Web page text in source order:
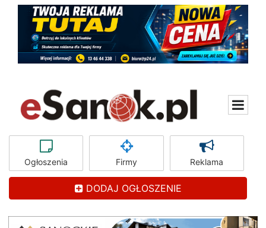
Ogłoszenia Firmy Reklama
DODAJ OGŁOSZENIE